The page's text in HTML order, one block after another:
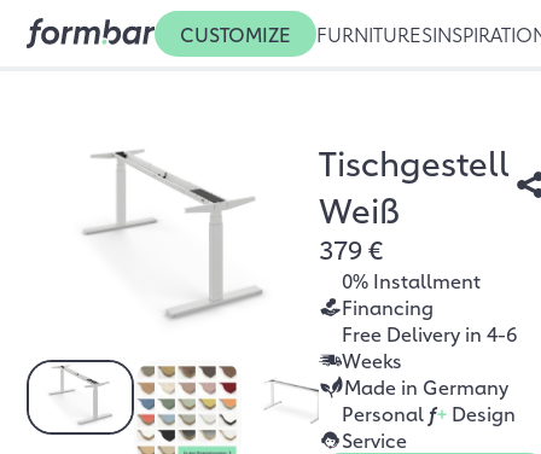
CUSTOMIZE FURNITURES
Tischgestell
Weiß
379 €
0% Installment
Financing
Free Delivery in 4-6
Weeks
Made in Germany
Personal f+ Design
Service